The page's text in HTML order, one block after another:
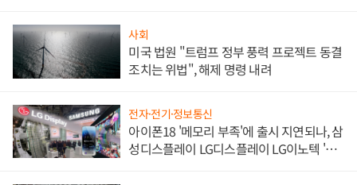
사회
미국 법원 "트럼프 정부 풍력 프로젝트 동결
조치는 위법", 해제 명령 내려
전자·전기·정보통신
아이폰18 '메모리 부족'에 출시 지연되나, 삼
성디스플레이 LG디스플레이 LG이노텍 '탈